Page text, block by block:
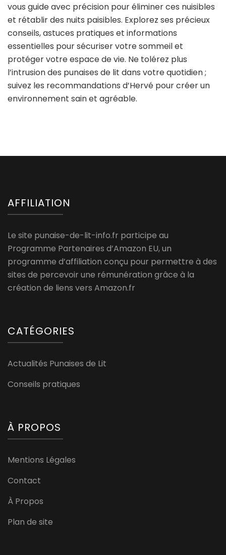
vous guide avec précision pour éliminer ces nuisibles
et rétablir des nuits paisibles. Explorez ses précieux
conseils, astuces pratiques et informations
essentielles pour sécuriser votre sommeil et
protéger votre espace de vie. Ne tolérez plus
l’intrusion des punaises de lit dans votre quotidien ;
suivez les recommandations d’Hervé pour créer un
environnement sain et agréable.
AFFILIATION
Le site punaise-de-lit-info.fr participe au
Programme Partenaires d’Amazon EU, un
programme d’affiliation conçu pour permettre à des
sites de percevoir une rémunération grâce à la
création de liens vers Amazon.fr
CATÉGORIES
Actualités Punaises de Lit
Conseils pratiques
À PROPOS
Mentions Légales
Contact
À Propos
Plan de site